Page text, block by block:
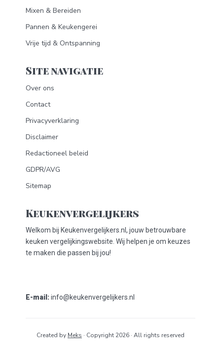
Mixen & Bereiden
Pannen & Keukengerei
Vrije tijd & Ontspanning
Site navigatie
Over ons
Contact
Privacyverklaring
Disclaimer
Redactioneel beleid
GDPR/AVG
Sitemap
Keukenvergelijkers
Welkom bij Keukenvergelijkers.nl, jouw betrouwbare
keuken vergelijkingswebsite. Wij helpen je om keuzes
te maken die passen bij jou!
E-mail:info@keukenvergelijkers.nl
Created by Meks · Copyright 2026 · All rights reserved